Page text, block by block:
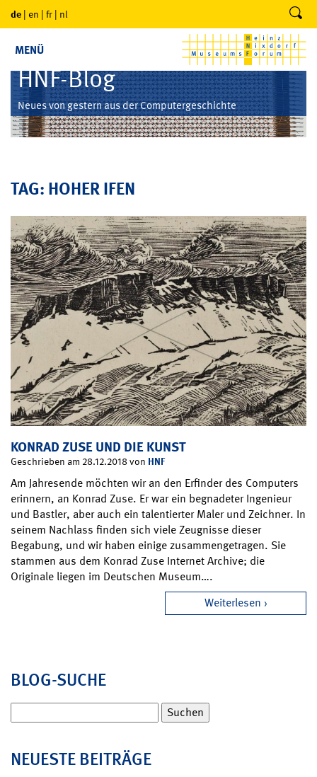
de | en | fr | nl
MENÜ
HNF-Blog
Neues von gestern aus der Computergeschichte
TAG: HOHER IFEN
KONRAD ZUSE UND DIE KUNST
Geschrieben am 28.12.2018 von HNF
Am Jahresende möchten wir an den Erfinder des Computers
erinnern, an Konrad Zuse. Er war ein begnadeter Ingenieur
und Bastler, aber auch ein talentierter Maler und Zeichner. In
seinem Nachlass finden sich viele Zeugnisse dieser
Begabung, und wir haben einige zusammengetragen. Sie
stammen aus dem Konrad Zuse Internet Archive; die
Originale liegen im Deutschen Museum….
Weiterlesen
BLOG-SUCHE
nach:
NEUESTE BEITRÄGE